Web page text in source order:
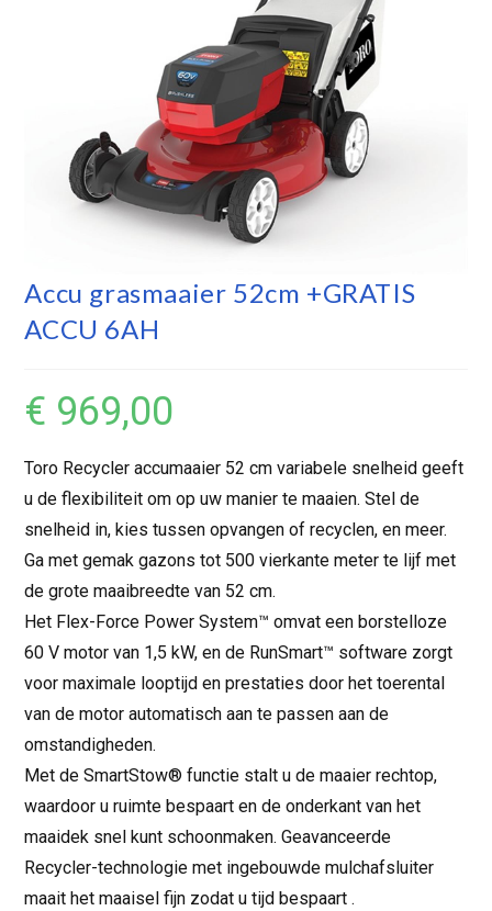
Accu grasmaaier 52cm +GRATIS
ACCU 6AH
€ 969,00
Toro Recycler accumaaier 52 cm variabele snelheid geeft
u de flexibiliteit om op uw manier te maaien. Stel de
snelheid in, kies tussen opvangen of recyclen, en meer.
Ga met gemak gazons tot 500 vierkante meter te lijf met
de grote maaibreedte van 52 cm.
Het Flex-Force Power System™ omvat een borstelloze
60 V motor van 1,5 kW, en de RunSmart™ software zorgt
voor maximale looptijd en prestaties door het toerental
van de motor automatisch aan te passen aan de
omstandigheden.
Met de SmartStow® functie stalt u de maaier rechtop,
waardoor u ruimte bespaart en de onderkant van het
maaidek snel kunt schoonmaken. Geavanceerde
Recycler-technologie met ingebouwde mulchafsluiter
maait het maaisel fijn zodat u tijd bespaart .